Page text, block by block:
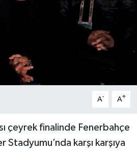
A- A+
çeyrek finalinde Fenerbahçe
Stadyumu’nda karşı karşıya